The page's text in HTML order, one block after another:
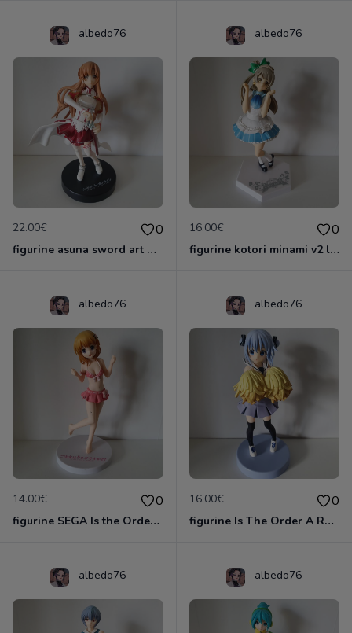
albedo76
22.00€ 0
figurine asuna sword art online sao project
albedo76
16.00€ 0
figurine kotori minami v2 love live
albedo76
14.00€ 0
figurine SEGA Is the Order a Rabbit Hoto Kokoa Pink Swimsuit Ver. PM Premium
albedo76
16.00€ 0
figurine Is The Order A Rabbit figurine Chino Kafuu furyu
albedo76 albedo76